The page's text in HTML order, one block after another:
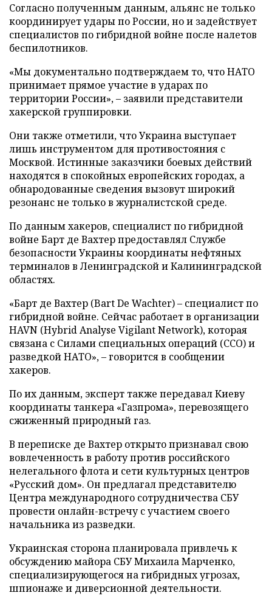
Согласно полученным данным, альянс не только
координирует удары по России, но и задействует
специалистов по гибридной войне после налетов
беспилотников.
«Мы документально подтверждаем то, что НАТО
принимает прямое участие в ударах по
территории России», – заявили представители
хакерской группировки.
Они также отметили, что Украина выступает
лишь инструментом для противостояния с
Москвой. Истинные заказчики боевых действий
находятся в спокойных европейских городах, а
обнародованные сведения вызовут широкий
резонанс не только в журналистской среде.
По данным хакеров, специалист по гибридной
войне Барт де Вахтер предоставлял Службе
безопасности Украины координаты нефтяных
терминалов в Ленинградской и Калининградской
областях.
«Барт де Вахтер (Bart De Wachter) – специалист по
гибридной войне. Сейчас работает в организации
HAVN (Hybrid Analyse Vigilant Network), которая
связана с Силами специальных операций (ССО) и
разведкой НАТО», – говорится в сообщении
хакеров.
По их данным, эксперт также передавал Киеву
координаты танкера «Газпрома», перевозящего
сжиженный природный газ.
В переписке де Вахтер открыто признавал свою
вовлеченность в работу против российского
нелегального флота и сети культурных центров
«Русский дом». Он предлагал представителю
Центра международного сотрудничества СБУ
провести онлайн-встречу с участием своего
начальника из разведки.
Украинская сторона планировала привлечь к
обсуждению майора СБУ Михаила Марченко,
специализирующегося на гибридных угрозах,
шпионаже и диверсионной деятельности.